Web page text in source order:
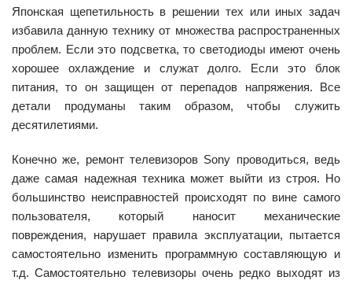
Японская щепетильность в решении тех или иных задач
избавила данную технику от множества распространенных
проблем. Если это подсветка, то светодиоды имеют очень
хорошее охлаждение и служат долго. Если это блок
питания, то он защищен от перепадов напряжения. Все
детали продуманы таким образом, чтобы служить
десятилетиями.
Конечно же, ремонт телевизоров Sony проводиться, ведь
даже самая надежная техника может выйти из строя. Но
большинство неисправностей происходят по вине самого
пользователя, который наносит механические
повреждения, нарушает правила эксплуатации, пытается
самостоятельно изменить программную составляющую и
т.д. Самостоятельно телевизоры очень редко выходят из